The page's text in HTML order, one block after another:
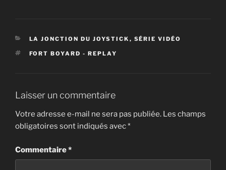
CATÉGORIES
LA JONCTION DU JOYSTICK , SÉRIE VIDÉO
ÉTIQUETTES
FORT BOYARD - REPLAY
Laisser un commentaire
Votre adresse e-mail ne sera pas publiée. Les champs
obligatoires sont indiqués avec*
Commentaire*